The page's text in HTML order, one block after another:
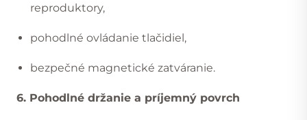
reproduktory,
pohodlné ovládanie tlačidiel,
bezpečné magnetické zatváranie.
6. Pohodlné držanie a príjemný povrch